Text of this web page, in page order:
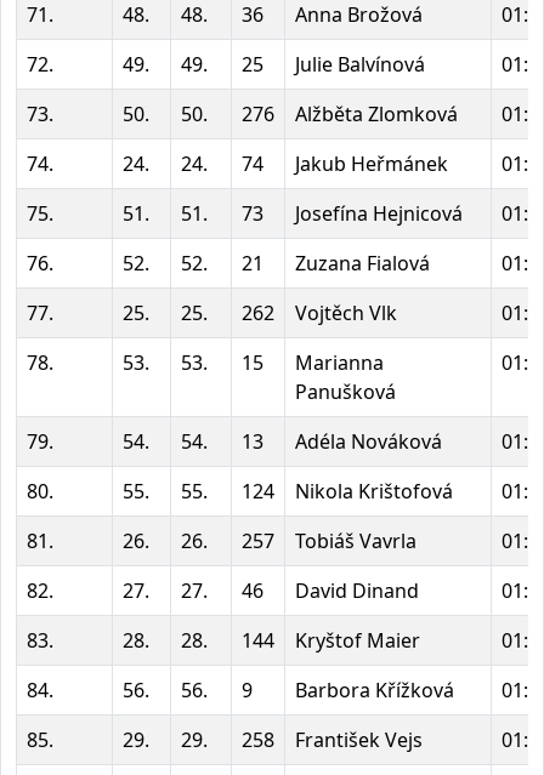
71.
48. 48. 36 Anna Brožová
72.
49. 49. 25 Julie Balvínová
73.
50. 50. 276 Alžběta Zlomková
74.
24. 24. 74 Jakub Heřmánek
75.
51. 51. 73 Josefína Hejnicová
76.
52. 52. 21 Zuzana Fialová
77.
25. 25. 262 Vojtěch Vlk
78.
53. 53. 15
Marianna
Panušková
79. 54. 54. 13 Adéla Nováková
80.
55. 55. 124 Nikola Krištofová
81.
26. 26. 257 Tobiáš Vavrla
82.
27. 27. 46 David Dinand
83.
28. 28. 144 Kryštof Maier
84.
56. 56. 9 Barbora Křížková
85.
29. 29. 258 František Vejs